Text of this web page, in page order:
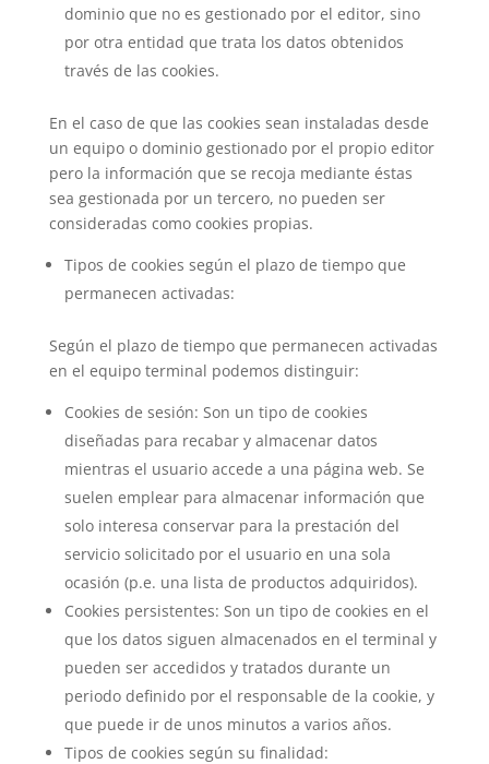
dominio que no es gestionado por el editor, sino
por otra entidad que trata los datos obtenidos
través de las cookies.
En el caso de que las cookies sean instaladas desde
un equipo o dominio gestionado por el propio editor
pero la información que se recoja mediante éstas
sea gestionada por un tercero, no pueden ser
consideradas como cookies propias.
Tipos de cookies según el plazo de tiempo que
permanecen activadas:
Según el plazo de tiempo que permanecen activadas
en el equipo terminal podemos distinguir:
Cookies de sesión: Son un tipo de cookies
diseñadas para recabar y almacenar datos
mientras el usuario accede a una página web. Se
suelen emplear para almacenar información que
solo interesa conservar para la prestación del
servicio solicitado por el usuario en una sola
ocasión (p.e. una lista de productos adquiridos).
Cookies persistentes: Son un tipo de cookies en el
que los datos siguen almacenados en el terminal y
pueden ser accedidos y tratados durante un
periodo definido por el responsable de la cookie, y
que puede ir de unos minutos a varios años.
Tipos de cookies según su finalidad: